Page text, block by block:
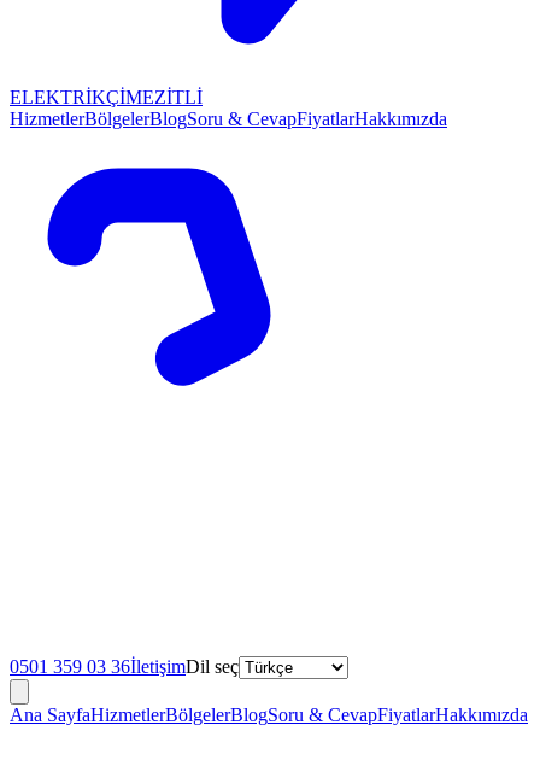
ELEKTRİKÇİMEZİTLİ
HizmetlerBölgelerBlogSoru & CevapFiyatlarHakkımızda
0501 359 03 36İletişimDil seç
Ana SayfaHizmetlerBölgelerBlogSoru & CevapFiyatlarHakkımızda